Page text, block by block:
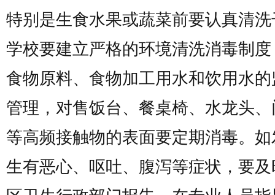
特别是生食水果或蔬菜前要认真清
学校要建立严格的环境清洗消毒制
食物原料、食物加工用水和饮用水
管理，对售饭台、餐桌椅、水龙头
等高频接触物的表面要定期消毒。
生有恶心、呕吐、腹泻等症状，要